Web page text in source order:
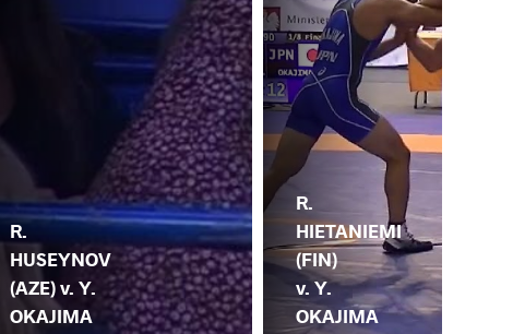
R.
HUSEYNOV
(AZE) v. Y.
OKAJIMA
R.
HIETANIEMI
(FIN)
v. Y.
OKAJIMA